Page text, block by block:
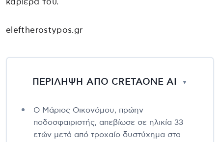
καριέρα του.
eleftherostypos.gr
ΠΕΡΙΛΗΨΗ ΑΠΟ CRETAONE AI ▼
Ο Μάριος Οικονόμου, πρώην
ποδοσφαιριστής, απεβίωσε σε ηλικία 33
ετών μετά από τροχαίο δυστύχημα στα